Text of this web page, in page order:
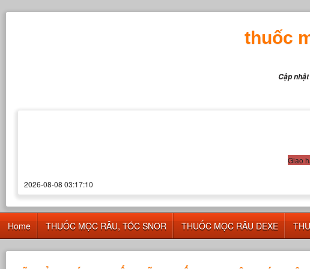
thuốc
Cập
Giao
2026-08-08 03:17:10
Home THUỐC MỌC RÂU, TÓC SNOR THUỐC MỌC RÂU DEXE